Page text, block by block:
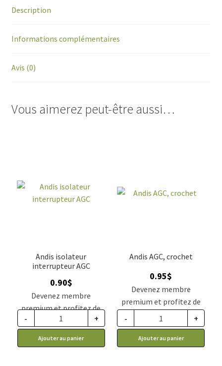
Description
Informations complémentaires
Avis (0)
Vous aimerez peut-être aussi…
Andis isolateur
interrupteur AGC
0.90$
Devenez membre
premium et profitez de
ce prix rabais : 0.74$ CA
- +
Ajouter au panier
Andis AGC, crochet
0.95$
Devenez membre
premium et profitez de
ce prix rabais : 0.78$ CA
- +
Ajouter au panier